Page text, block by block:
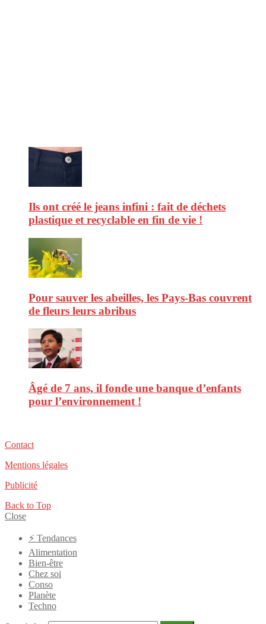
Ils ont créé le jeans infini : fait de déchets
plastique et recyclable en fin de vie !
Pour sauver les abeilles, les Pays-Bas couvrent
de fleurs leurs abribus
Âgé de 7 ans, il fonde une banque d’enfants
pour l’environnement !
Contact
Mentions légales
Publicité
Back to Top
Close
⚡️ Tendances
Alimentation
Bien-être
Chez soi
Conso
Planète
Techno